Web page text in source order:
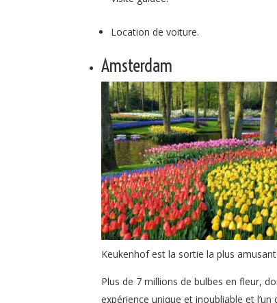
Location de voiture.
Amsterdam
Keukenhof est la sortie la plus
Plus de 7 millions de bulbes en fleur,
expérience unique et inoubliable et